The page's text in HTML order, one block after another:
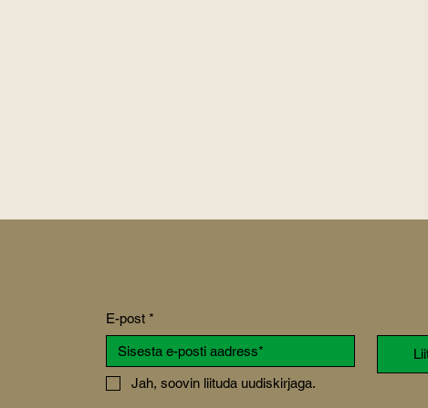
E-post *
Jah, soovin liituda uudiskirjaga.